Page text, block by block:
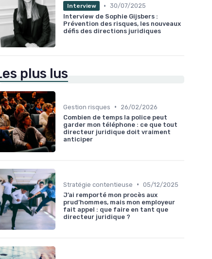
Interview • 30/07/2025
Interview de Sophie Gijsbers :
Prévention des risques, les nouveaux
défis des directions juridiques
plus lus
Gestion risques •
26/02/2026
Combien de temps la police peut
garder mon téléphone : ce que tout
directeur juridique doit vraiment
anticiper
Stratégie contentieuse • 05/12/2025
J’ai remporté mon procès aux
prud’hommes, mais mon employeur
fait appel : que faire en tant que
directeur juridique ?